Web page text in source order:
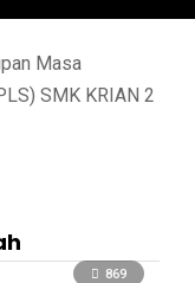
Masa
SMK KRIAN 2
869